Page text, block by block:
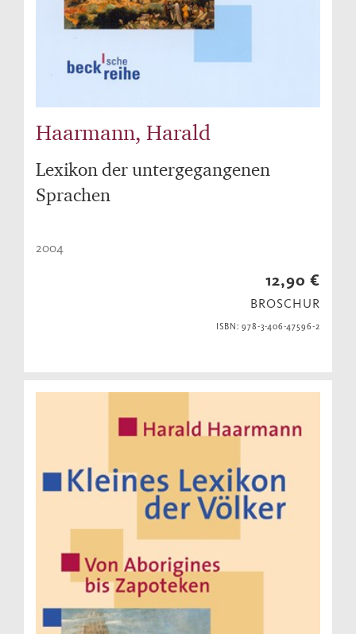
Haarmann, Harald
Lexikon der untergegangenen
Sprachen
2004
12,90 €
BROSCHUR
ISBN: 978-3-406-47596-2